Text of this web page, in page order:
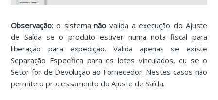
Observação: o sistemanão valida a execução do Ajuste
de Saída se o produto estiver numa nota fiscal para
liberação para expedição. Valida apenas se existe
Separação Específica para os lotes vinculados, ou se o
Setor for de Devolução ao Fornecedor. Nestes casos não
permite o processamento do Ajuste de Saída.